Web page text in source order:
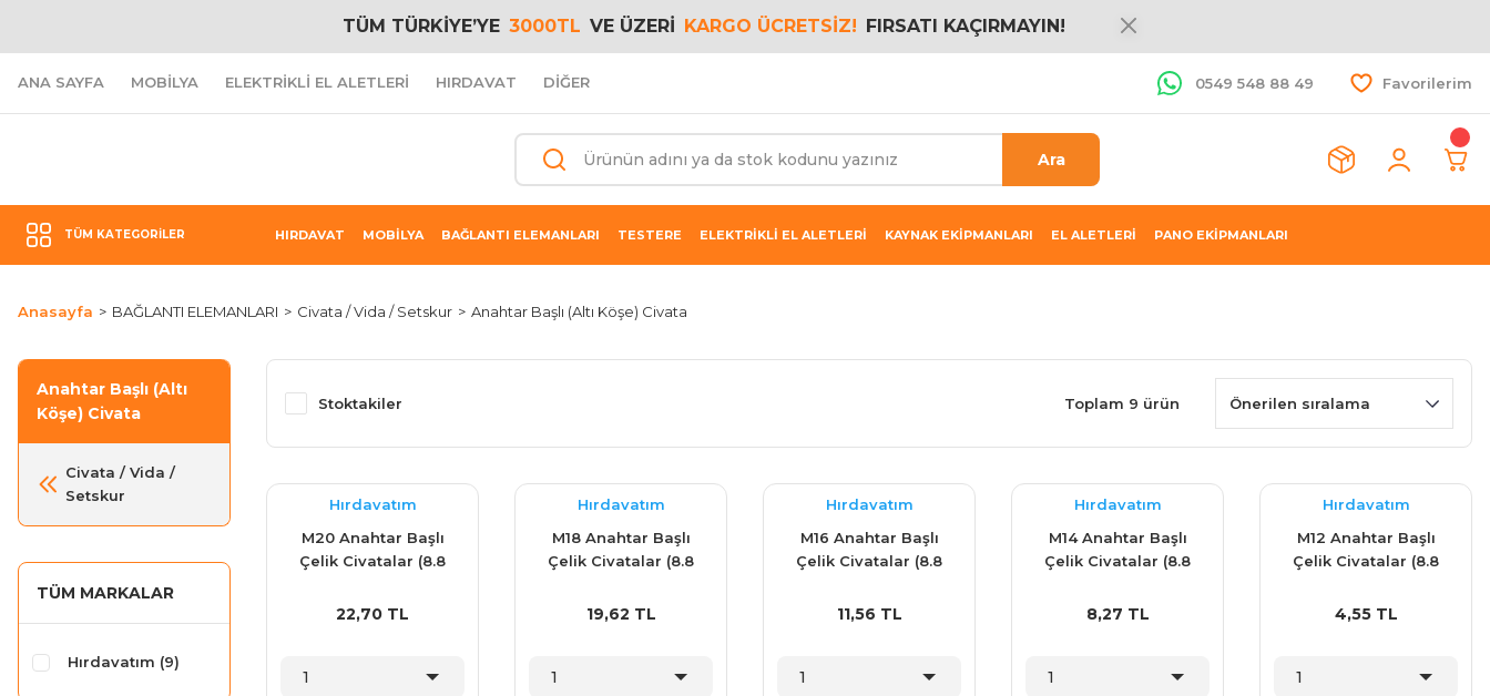
TÜM TÜRKİYE’YE 3000TL VE ÜZERİ KARGO ÜCRETSİZ! FIRSATI KAÇIRMAYIN!
ANA SAYFA MOBİLYA ELEKTRİKLİ EL ALETLERİ HIRDAVAT DİĞER 0549 548 88 49 Favorilerim
Ara
TÜM KATEGORILER HIRDAVAT MOBİLYA BAĞLANTI ELEMANLARI TESTERE ELEKTRİKLİ EL ALETLERİ KAYNAK EKİPMANLARI EL ALETLERİ PANO EKİPMANLARI
Anasayfa BAĞLANTI ELEMANLARI Civata / Vida / Setskur Anahtar Başlı (Altı Köşe) Civata
Anahtar Başlı (Altı
Köşe) Civata
Civata / Vida /
Setskur
TÜM MARKALAR
Hırdavatım (9)
Stoktakiler Toplam 9 ürün
Hırdavatım
M20 Anahtar Başlı
Çelik Civatalar (8.8
22,70 TL
Hırdavatım
M18 Anahtar Başlı
Çelik Civatalar (8.8
19,62 TL
Hırdavatım
M16 Anahtar Başlı
Çelik Civatalar (8.8
11,56 TL
Hırdavatım
M14 Anahtar Başlı
Çelik Civatalar (8.8
8,27 TL
Hırdavatım
M12 Anahtar Başlı
Çelik Civatalar (8.8
4,55 TL